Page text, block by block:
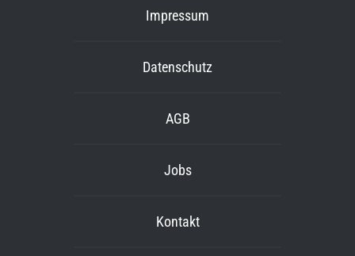
Impressum
Datenschutz
AGB
Jobs
Kontakt